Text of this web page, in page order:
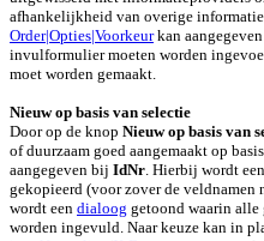
afhankelijkheid van overige
Order|Opties|Voorkeurkan
invulformulier moeten worden
moet worden gemaakt.
Nieuw op basis van selectie
Door op de knop Nieuw op basis van
of duurzaam goed aangemaakt op
aangegeven bij IdNr. Hierbij wordt
gekopieerd (voor zover de veldnamen
wordt een dialoog getoond waarin alle
worden ingevuld. Naar keuze kan in